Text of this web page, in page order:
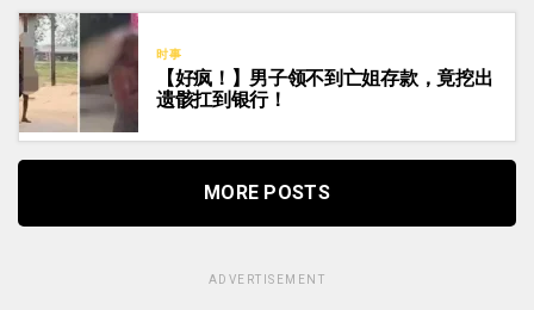
时事
【好疯！】男子领不到亡姐存款，竟挖出
遗骸扛到银行！
MORE POSTS
ADVERTISEMENT